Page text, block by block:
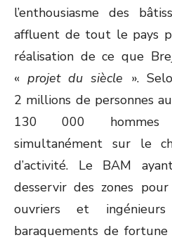
l’enthousiasme des
affluent de tout le pays
réalisation de ce que
«projet du siècle ».
2 millions de personnes
130 000 hommes
simultanément sur le
d’activité. Le BAM
desservir des zones
ouvriers et
baraquements de